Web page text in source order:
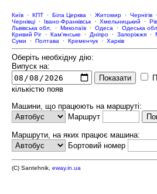
Київ · КПТ · Біла Церква · Житомир · Чернігів
Чернівці · Івано-Франківськ · Хмельницький ·
Львівська обл.
· Миколаїв · Одеса · Одеська обл.
Кривий Ріг · Кам'янське · Дніпро · Запоріжжя ·
Суми · Полтава · Кременчук · Харків
Оберіть необхідну дію:
Випуск на:
кількістю появ
Машини, що працюють на маршруті:
Маршрут
Маршрути, на яких працює машина:
Бортовий номер
(C) Santehnik, eway.in.ua